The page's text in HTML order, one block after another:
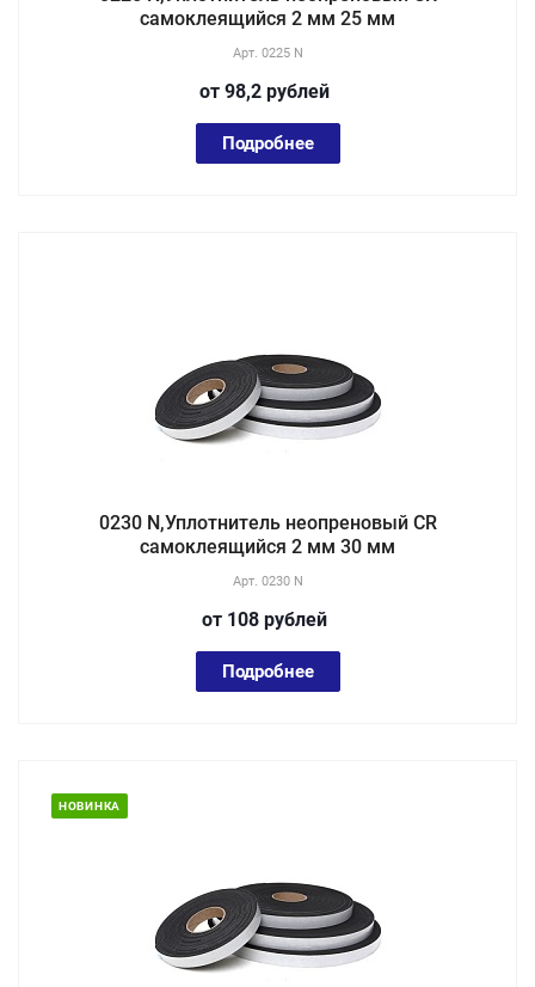
самоклеящийся 2 мм 25 мм
Арт. 0225 N
от 98,2 рублей
Подробнее
0230 N,Уплотнитель неопреновый CR
самоклеящийся 2 мм 30 мм
Арт. 0230 N
от 108 рублей
Подробнее
НОВИНКА